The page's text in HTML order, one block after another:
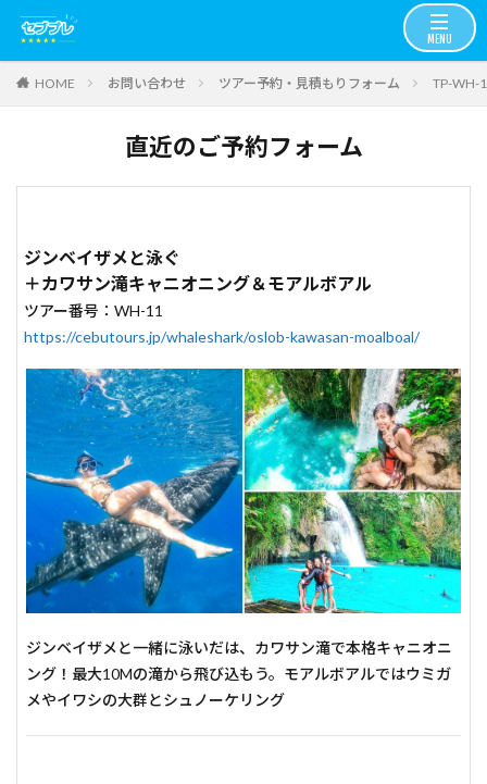
HOME お問い合わせ ツアー予約・見積もりフォーム TP-WH-
直近のご予約フォーム
ジンベイザメと泳ぐ
＋カワサン滝キャニオニング＆モアルボアル
ツアー番号：WH-11
https://cebutours.jp/whaleshark/oslob-kawasan-moalboal/
ジンベイザメと一緒に泳いだは、カワサン滝で本格キャニオニ
ング！最大10Mの滝から飛び込もう。モアルボアルではウミガ
メやイワシの大群とシュノーケリング